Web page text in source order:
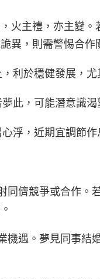
火主禮，亦主變
異，則需警惕合作
利於穩健發展，
此，可能潛意識
浮，近期宜調節作
同儕競爭或合作。
機遇。夢見同事結